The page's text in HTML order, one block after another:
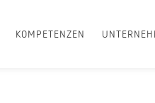
KOMPETENZEN